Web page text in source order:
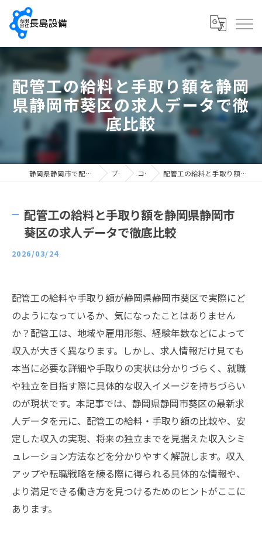
配管工の給料と手取り額を静岡
県静岡市葵区の求人データで徹
底比較
静岡県静岡市で配管工の求人なら有限会社長島設備 ブログ コラム 配管工の給料と手取り額を静岡県静岡市葵区の求人データで徹底比較
配管工の給料と手取り額を静岡県静岡市
葵区の求人データで徹底比較
2026/03/24
配管工の給料や手取り額が静岡県静岡市葵区で実際にど
のようになっているか、気になったことはありません
か？配管工は、地域や雇用形態、経験年数などによって
収入が大きく異なります。しかし、求人情報だけ見ても
本当に必要な詳細や手取りの実状は分かりづらく、就職
や独立を目指す際に具体的な収入イメージを持ちづらい
のが現状です。本記事では、静岡県静岡市葵区の最新求
人データを元に、配管工の給料・手取り額の比較や、安
定した収入の実現、将来の独立までを見据えた収入シミ
ュレーション方法などを分かりやすく解説します。収入
アップや転職戦略を練る際に得られる具体的な情報や、
より満足できる働き方を見つけるためのヒントがここに
あります。